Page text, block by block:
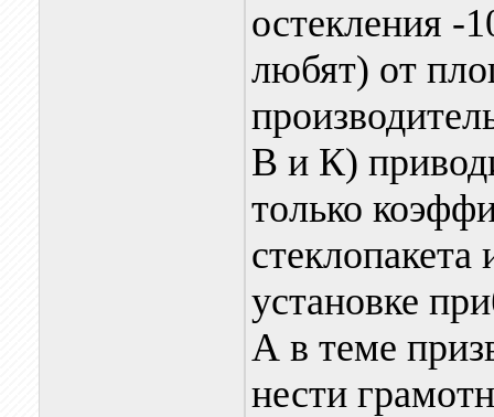
остекления -
любят) от
В и К)
только
установке
А в теме
нести